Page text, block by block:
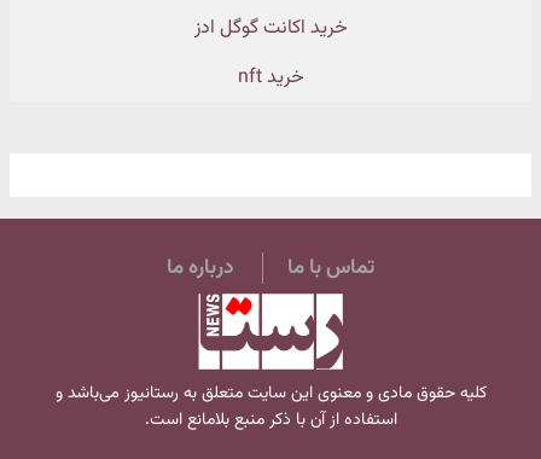
خرید اکانت گوگل ادز
خرید nft
تماس با ما درباره ما
کلیه حقوق مادی و معنوی این سایت متعلق به رستانیوز می‌باشد و
استفاده از آن با ذکر منبع بلامانع است.